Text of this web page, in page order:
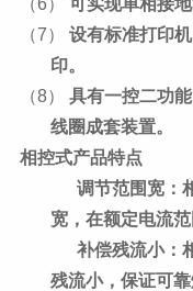
（7） 设有标准打印
印。
（8） 具有一控二功
线圈成套装置。
相控式产品特点
调节范围宽：相
宽，在额定电流
补偿残流小：
残流小，保证可靠